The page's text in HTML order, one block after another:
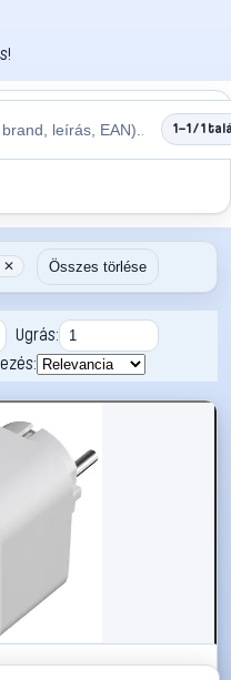
1–1 / 1
✕ Összes törlése
Ugrás: